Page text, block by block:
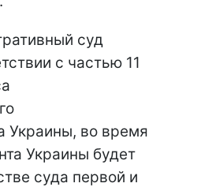
суд
с частью 11
Украины, во время
Украины будет
суда первой и